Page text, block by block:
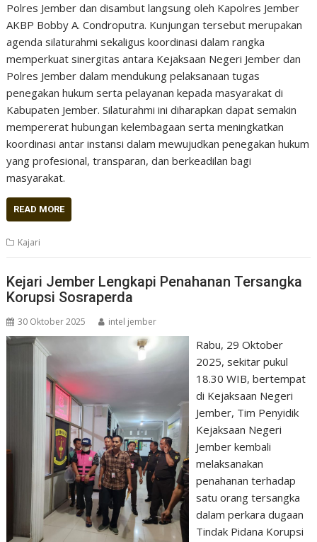
Polres Jember dan disambut langsung oleh Kapolres Jember
AKBP Bobby A. Condroputra. Kunjungan tersebut merupakan
agenda silaturahmi sekaligus koordinasi dalam rangka
memperkuat sinergitas antara Kejaksaan Negeri Jember dan
Polres Jember dalam mendukung pelaksanaan tugas
penegakan hukum serta pelayanan kepada masyarakat di
Kabupaten Jember. Silaturahmi ini diharapkan dapat semakin
mempererat hubungan kelembagaan serta meningkatkan
koordinasi antar instansi dalam mewujudkan penegakan hukum
yang profesional, transparan, dan berkeadilan bagi
masyarakat.
READ MORE
Kajari
Kejari Jember Lengkapi Penahanan Tersangka
Korupsi Sosraperda
30 Oktober 2025 intel jember
Rabu, 29 Oktober
2025, sekitar pukul
18.30 WIB, bertempat
di Kejaksaan Negeri
Jember, Tim Penyidik
Kejaksaan Negeri
Jember kembali
melaksanakan
penahanan terhadap
satu orang tersangka
dalam perkara dugaan
Tindak Pidana Korupsi